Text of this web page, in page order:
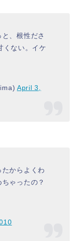
、根性ださ
くない。イケ
April 3,
からよくわ
ゃったの？